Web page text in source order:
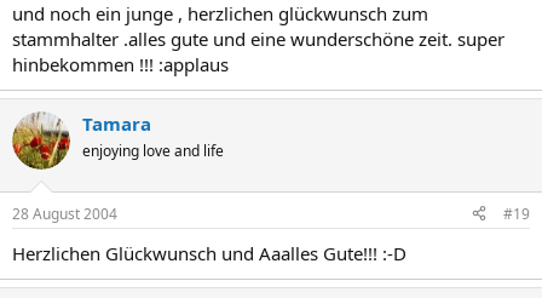
und noch ein junge , herzlichen glückwunsch zum
stammhalter .alles gute und eine wunderschöne zeit. super
hinbekommen !!! :applaus
Tamara
enjoying love and life
28 August 2004 #19
Herzlichen Glückwunsch und Aaalles Gute!!! :-D